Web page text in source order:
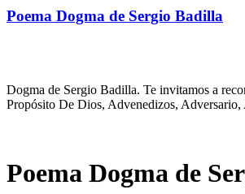
Poema Dogma de Sergio Badilla
Dogma de Sergio Badilla. Te invitamos a
Propósito De Dios, Advenedizos,
Poema Dogma de